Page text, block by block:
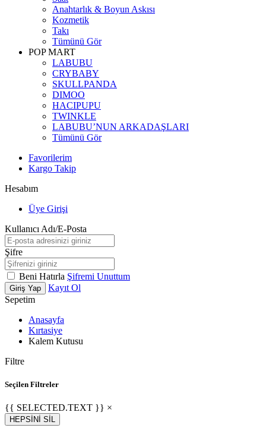
Anahtarlık & Boyun Askısı
Kozmetik
Takı
Tümünü Gör
POP MART
LABUBU
CRYBABY
SKULLPANDA
DIMOO
HACIPUPU
TWINKLE
LABUBU’NUN ARKADAŞLARI
Tümünü Gör
Favorilerim
Kargo Takip
Hesabım
Üye Girişi
Kullanıcı Adı/E-Posta
Şifre
Beni Hatırla Şifremi Unuttum
Giriş Yap
Kayıt Ol
Sepetim
Anasayfa
Kırtasiye
Kalem Kutusu
Filtre
Seçilen Filtreler
{{ SELECTED.TEXT }} ×
HEPSİNİ SİL